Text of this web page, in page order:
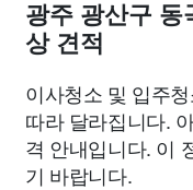
광주 광산구 동
상 견적
이사청소 및 입주
따라 달라집니다.
격 안내입니다. 이
기 바랍니다.